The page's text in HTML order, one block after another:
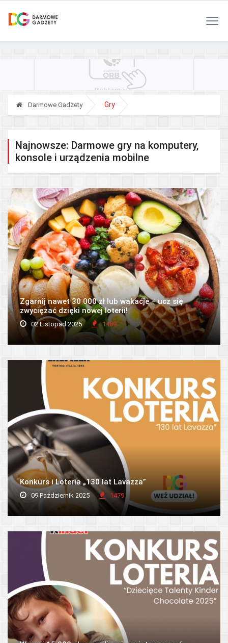
Darmowe Gadżety Gry
Najnowsze: Darmowe gry na komputery,
konsole i urządzenia mobilne
Zgarnij nawet 30 000 zł lub wakacje – ucz się
zwyciężać dzięki nowej loterii!
02 Listopad 2025 1489
Konkurs i Loteria „130 lat Lavazza”
09 Październik 2025 1479